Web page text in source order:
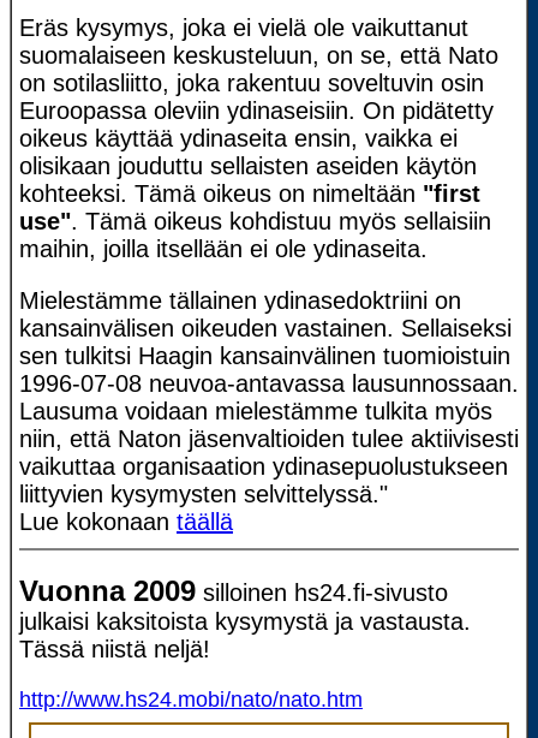
Eräs kysymys, joka ei vielä ole vaikuttanut
suomalaiseen keskusteluun, on se, että Nato
on sotilasliitto, joka rakentuu soveltuvin osin
Euroopassa oleviin ydinaseisiin. On pidätetty
oikeus käyttää ydinaseita ensin, vaikka ei
olisikaan jouduttu sellaisten aseiden käytön
kohteeksi. Tämä oikeus on nimeltään "first
use". Tämä oikeus kohdistuu myös sellaisiin
maihin, joilla itsellään ei ole ydinaseita.
Mielestämme tällainen ydinasedoktriini on
kansainvälisen oikeuden vastainen. Sellaiseksi
sen tulkitsi Haagin kansainvälinen tuomioistuin
1996-07-08 neuvoa-antavassa lausunnossaan.
Lausuma voidaan mielestämme tulkita myös
niin, että Naton jäsenvaltioiden tulee aktiivisesti
vaikuttaa organisaation ydinasepuolustukseen
liittyvien kysymysten selvittelyssä."
Lue kokonaan täällä
Vuonna 2009 silloinen hs24.fi-sivusto
julkaisi kaksitoista kysymystä ja vastausta.
Tässä niistä neljä!
http://www.hs24.mobi/nato/nato.htm